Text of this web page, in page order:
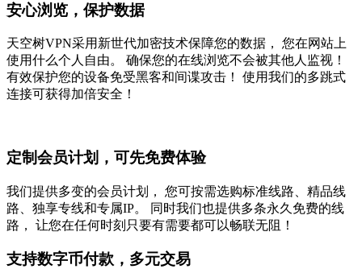
安心浏览，保护数据
天空树VPN采用新世代加密技术保障您的数据， 您在网站上
使用什么个人自由。 确保您的在线浏览不会被其他人监视！
有效保护您的设备免受黑客和间谍攻击！ 使用我们的多跳式
连接可获得加倍安全！
定制会员计划，可先免费体验
我们提供多变的会员计划， 您可按需选购标准线路、精品线
路、独享专线和专属IP。 同时我们也提供多条永久免费的线
路， 让您在任何时刻只要有需要都可以畅联无阻！
支持数字币付款，多元交易